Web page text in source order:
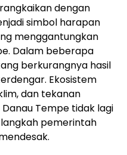
dengan
simbol harapan
menggantungkan
Dalam beberapa
berkurangnya hasil
Ekosistem
dan tekanan
Tempe tidak lagi
pemerintah